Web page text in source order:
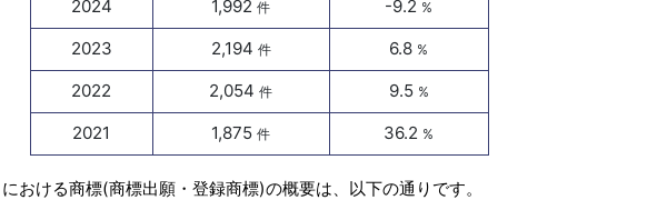
2024 1,992件 -9.2 %
2023 2,194 件 6.8 %
2022 2,054件 9.5 %
2021 1,875件 36.2 %
おける商標(商標出願・登録商標)の概要は、以下の通りです。